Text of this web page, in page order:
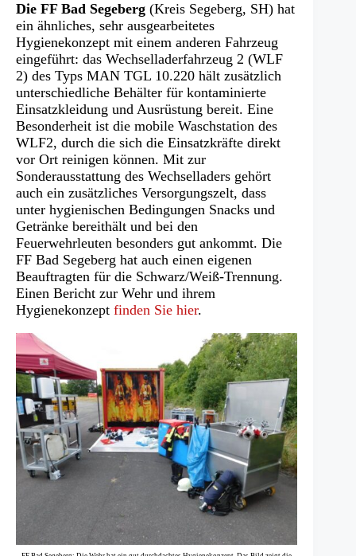
Die FF Bad Segeberg (Kreis Segeberg, SH) hat
ein ähnliches, sehr ausgearbeitetes
Hygienekonzept mit einem anderen Fahrzeug
eingeführt: das Wechselladerfahrzeug 2 (WLF
2) des Typs MAN TGL 10.220 hält zusätzlich
unterschiedliche Behälter für kontaminierte
Einsatzkleidung und Ausrüstung bereit. Eine
Besonderheit ist die mobile Waschstation des
WLF2, durch die sich die Einsatzkräfte direkt
vor Ort reinigen können. Mit zur
Sonderausstattung des Wechselladers gehört
auch ein zusätzliches Versorgungszelt, dass
unter hygienischen Bedingungen Snacks und
Getränke bereithält und bei den
Feuerwehrleuten besonders gut ankommt. Die
FF Bad Segeberg hat auch einen eigenen
Beauftragten für die Schwarz/Weiß-Trennung.
Einen Bericht zur Wehr und ihrem
Hygienekonzept finden Sie hier.